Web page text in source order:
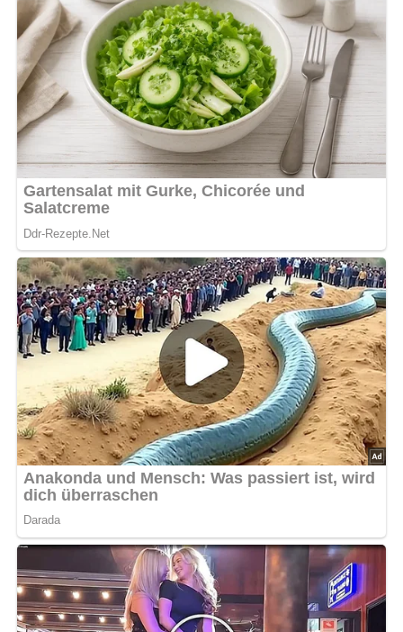
überbacken, bis der Käse goldbraun ist.
Zubereitungszeit
Vorbereitungszeit:
20 Minuten
Zubereitungszeit:
25 Minuten
Gesamtzeit:
45 Minuten
Benötigte Küchenutensilien
Topf: Zum Kochen der Spaghetti.
Pfanne: Zum Dünsten der Zwiebeln und Vermischen
der Zutaten.
Auflaufform: Zum Schichten und Backen des Auflaufs.
Schneebesen: Zum Verquirlen von Eiern, Milch und
Pritamin.
Schwierigkeitsgrad
Mittel – Der Spaghetti-Auflauf ist einfach in der
Zubereitung, erfordert jedoch etwas Geschick beim
Schichten und Überbacken, um eine schöne Kruste zu
Nährwerte pro Portion